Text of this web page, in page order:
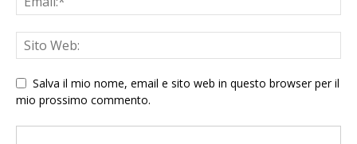
Salva il mio nome, email e sito web in questo browser per il
mio prossimo commento.